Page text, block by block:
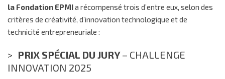
la Fondation EPMIa récompensé trois d’entre eux, selon des
critères de créativité, d’innovation technologique et de
technicité entrepreneuriale :
PRIX SPÉCIAL DU JURY– CHALLENGE
INNOVATION 2025